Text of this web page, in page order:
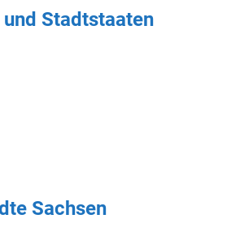
Stadtstaaten
Sachsen